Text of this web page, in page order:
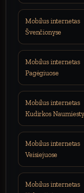
Mobilus internetas
Švenčionyse
Mobilus internetas
Pagėgiuose
Mobilus internetas
Kudirkos
Mobilus internetas
Veisiejuose
Mobilus internetas